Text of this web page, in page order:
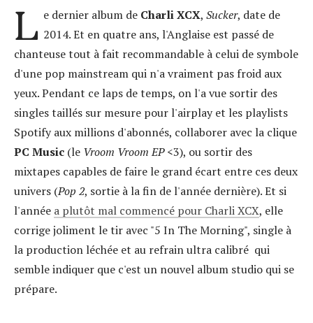
L e dernier album deCharli XCX, Sucker, date de
2014. Et en quatre ans, l'Anglaise est passé de
chanteuse tout à fait recommandable à celui de symbole
d'une pop mainstream qui n'a vraiment pas froid aux
yeux. Pendant ce laps de temps, on l'a vue sortir des
singles taillés sur mesure pour l'airplay et les playlists
Spotify aux millions d'abonnés, collaborer avec la clique
PC Music (le Vroom Vroom EP<3), ou sortir des
mixtapes capables de faire le grand écart entre ces deux
univers (Pop 2, sortie à la fin de l'année dernière). Et si
l'année a plutôt mal commencé pour Charli XCX, elle
corrige joliment le tir avec "5 In The Morning", single à
la production léchée et au refrain ultra calibré qui
semble indiquer que c'est un nouvel album studio qui se
prépare.